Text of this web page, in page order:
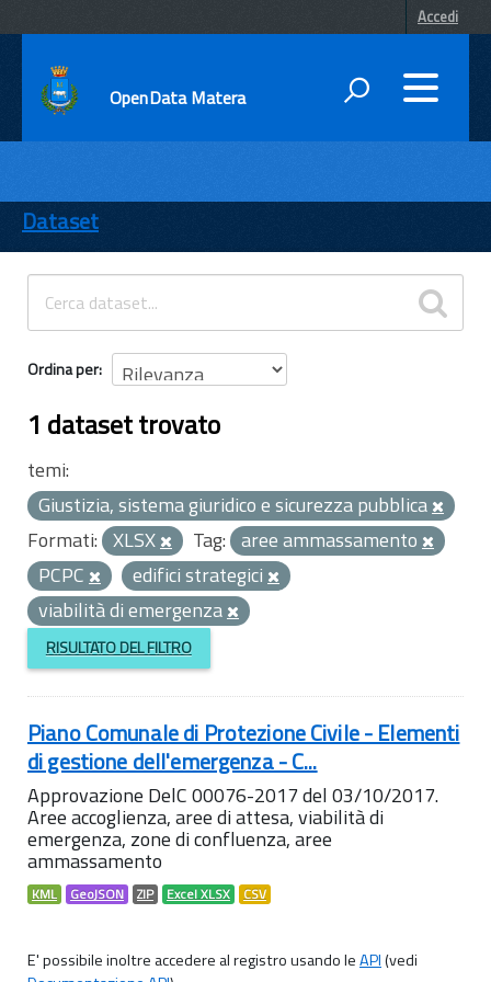
Accedi
OpenData Matera
ENTI
TEMI
INFORMAZIONI
Dataset
Ordina per
1 dataset trovato
temi:
Giustizia, sistema giuridico e sicurezza pubblica
Formati: XLSX Tag: aree ammassamento
PCPC
edifici strategici
viabilità di emergenza
RISULTATO DEL FILTRO
Piano Comunale di Protezione Civile - Elementi
di gestione dell'emergenza - C...
Approvazione DelC 00076-2017 del 03/10/2017.
Aree accoglienza, aree di attesa, viabilità di
emergenza, zone di confluenza, aree
ammassamento
KML GeoJSON ZIP Excel XLSX CSV
E' possibile inoltre accedere al registro usando leAPI(vedi